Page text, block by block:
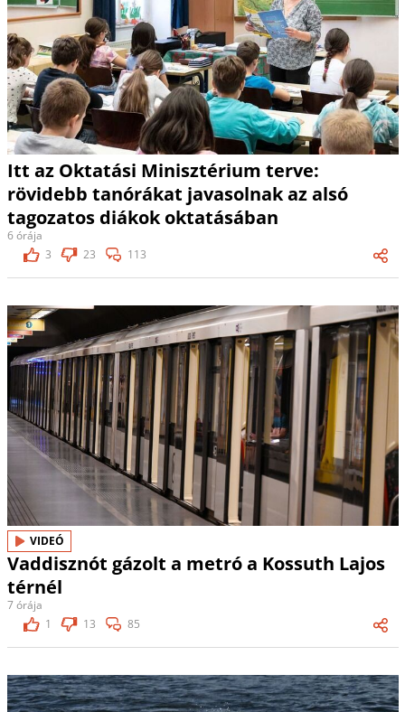
Itt az Oktatási Minisztérium terve:
rövidebb tanórákat javasolnak az alsó
tagozatos diákok oktatásában
6 órája
3
23 113
VIDEÓ
Vaddisznót gázolt a metró a Kossuth Lajos
térnél
7 órája
1
13 85